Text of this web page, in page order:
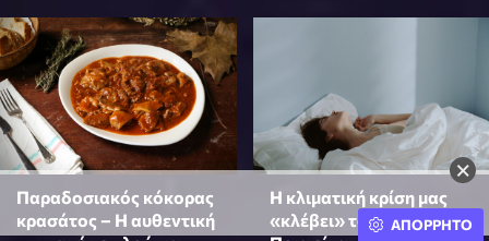
×
Παραδοσιακός κόκορας
κρασάτος – Η αυθεντική
Η κλιματική κρίση μας
«κλέβει» τον ύπνο -ΑΠΟΡΡΗΤΟ